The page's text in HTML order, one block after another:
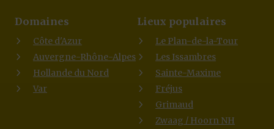
Domaines
Côte d'Azur
Auvergne-Rhône-Alpes
Hollande du Nord
Var
Lieux populaires
Le Plan-de-la-Tour
Les Issambres
Sainte-Maxime
Fréjus
Grimaud
Zwaag / Hoorn NH